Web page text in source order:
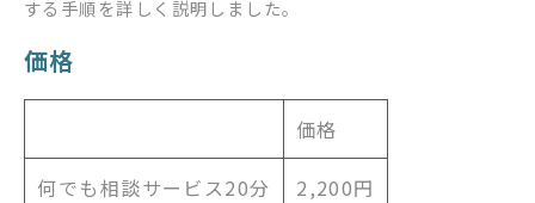
する手順を詳しく説明しました。
価格
価格
何でも相談サービス20分 2,200円